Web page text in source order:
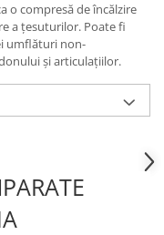
o compresă de încălzire
a țesuturilor. Poate fi
umflături non-
și articulațiilor.